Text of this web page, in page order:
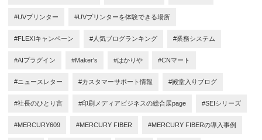
#UVプリンター #UVプリンターを体験できる場所
#FLEXIキャンペーン #人気ブログランキング #業務システム
#AIプラグイン #Maker's #はかりや #CNマート
#ニュースレター #カスタマーサポート情報 #殿堂入りブログ
#社長のひとり言 #印刷メディアビジネスの総合展page #SEIシリーズ
#MERCURY609 #MERCURY FIBER #MERCURY FIBERの導入事例